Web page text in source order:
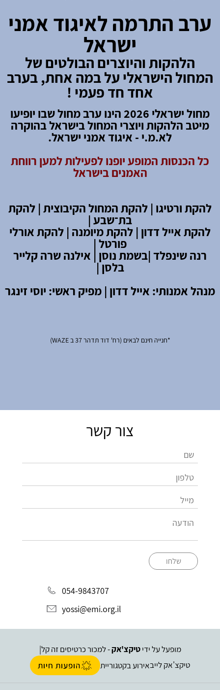
ערב התרמה לאיגוד אמני
ישראל
הלהקות והיוצרים הבולטים של
המחול הישראלי על במה אחת, בערב
אחד חד פעמי !
מחול ישראלי 2026 הינו ערב מחול שבו יופיעו
מיטב הלהקות ויוצרי המחול בישראל בהוקרה
לא.מ.י - איגוד אמני ישראל.
כל הכנסות המופע יופנו לפעילות למען רווחת
האמנים בישראל
להקת ורטיגו | להקת המחול הקיבוצית | להקת
בת־שבע |
להקת אייל דדון | להקת מיומנה | להקת אורלי
פורטל |
רנה שינפלד |בשמת נוסן | אילנה שרה קלייר
בלסן |
מנהל אמנותי: אייל דדון | מפיק ראשי: יוסי זינגר
*חנייה חינם לבאים (רח' דוד תדהר 37 ב WAZE)
צור קשר
שלחו
054-9843707
yossi@emi.org.il
מופעל על ידיטיקצ'אק- למכור כרטיסים זה קל
טיקצ'אק לייבאירוע בקטגוריית הופעות חיות